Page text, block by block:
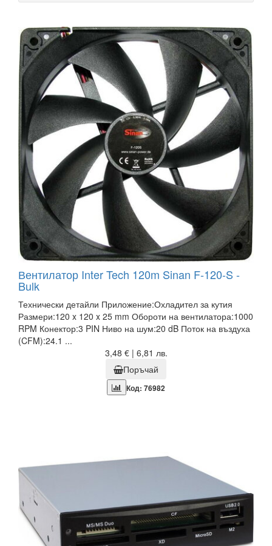
Вентилатор Inter Tech 120m Sinan F-120-S -
Bulk
Технически детайли Приложение:Охладител за кутия
Размери:120 x 120 x 25 mm Обороти на вентилатора:1000
RPM Конектор:3 PIN Ниво на шум:20 dB Поток на въздуха
(CFM):24.1 ...
3,48 € | 6,81 лв.
Поръчай
Код: 76982